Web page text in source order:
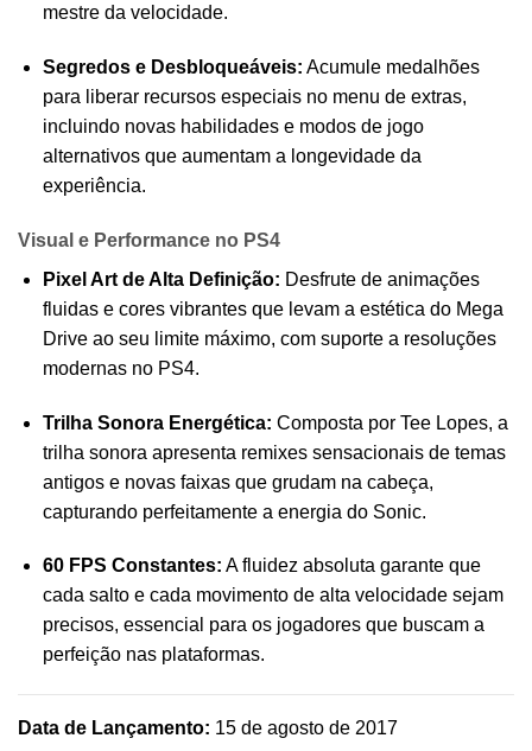
mestre da velocidade.
Segredos e Desbloqueáveis: Acumule medalhões
para liberar recursos especiais no menu de extras,
incluindo novas habilidades e modos de jogo
alternativos que aumentam a longevidade da
experiência.
Visual e Performance no PS4
Pixel Art de Alta Definição: Desfrute de animações
fluidas e cores vibrantes que levam a estética do Mega
Drive ao seu limite máximo, com suporte a resoluções
modernas no PS4.
Trilha Sonora Energética: Composta por Tee Lopes, a
trilha sonora apresenta remixes sensacionais de temas
antigos e novas faixas que grudam na cabeça,
capturando perfeitamente a energia do Sonic.
60 FPS Constantes: A fluidez absoluta garante que
cada salto e cada movimento de alta velocidade sejam
precisos, essencial para os jogadores que buscam a
perfeição nas plataformas.
Data de Lançamento: 15 de agosto de 2017